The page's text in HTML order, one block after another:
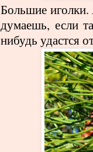
Большие
думаешь, если
нибудь удастся